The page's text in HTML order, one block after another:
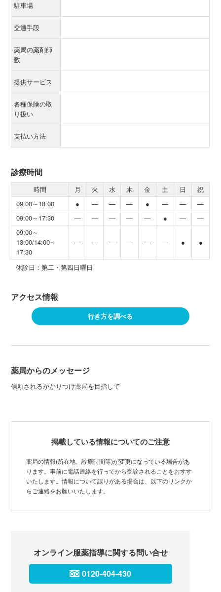
駐車場
交通手段
薬局の薬剤師
数
提供サービス
各種保険の取
り扱い
支払い方法
診療時間
時間 月 火 水 木 金 土 日
祝
09:00～18:00
● ― ― ― ● ― ―
―
09:00～17:30
― ― ― ― ― ● ―
―
09:00～
13:00/14:00～
17:30
― ― ― ― ― ― ● ●
休診日：第二・第四日曜日
アクセス情報
行き方を調べる
薬局からのメッセージ
信頼されるかかりつけ薬局を目指して
掲載している情報についてのご注意
薬局の情報(所在地、診療時間等)が変更になっている場合があ
ります。事前に電話連絡を行ってから受診されることをおすす
いたします。情報について誤りがある場合は、以下のリンクか
らご連絡をお願いいたします。
オンライン服薬指導に関する問い合せ
0120-404-430